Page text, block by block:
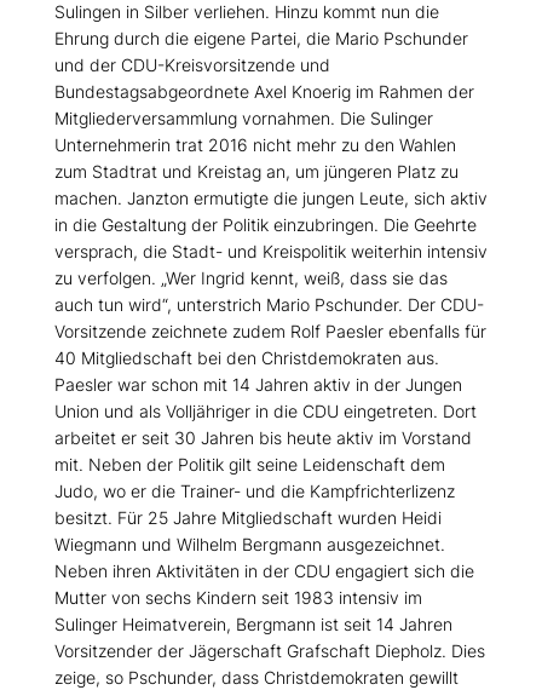
Sulingen in Silber verliehen. Hinzu kommt nun die
Ehrung durch die eigene Partei, die Mario Pschunder
und der CDU-Kreisvorsitzende und
Bundestagsabgeordnete Axel Knoerig im Rahmen der
Mitgliederversammlung vornahmen. Die Sulinger
Unternehmerin trat 2016 nicht mehr zu den Wahlen
zum Stadtrat und Kreistag an, um jüngeren Platz zu
machen. Janzton ermutigte die jungen Leute, sich aktiv
in die Gestaltung der Politik einzubringen. Die Geehrte
versprach, die Stadt- und Kreispolitik weiterhin intensiv
zu verfolgen. „Wer Ingrid kennt, weiß, dass sie das
auch tun wird“, unterstrich Mario Pschunder. Der CDU-
Vorsitzende zeichnete zudem Rolf Paesler ebenfalls für
40 Mitgliedschaft bei den Christdemokraten aus.
Paesler war schon mit 14 Jahren aktiv in der Jungen
Union und als Volljähriger in die CDU eingetreten. Dort
arbeitet er seit 30 Jahren bis heute aktiv im Vorstand
mit. Neben der Politik gilt seine Leidenschaft dem
Judo, wo er die Trainer- und die Kampfrichterlizenz
besitzt. Für 25 Jahre Mitgliedschaft wurden Heidi
Wiegmann und Wilhelm Bergmann ausgezeichnet.
Neben ihren Aktivitäten in der CDU engagiert sich die
Mutter von sechs Kindern seit 1983 intensiv im
Sulinger Heimatverein, Bergmann ist seit 14 Jahren
Vorsitzender der Jägerschaft Grafschaft Diepholz. Dies
zeige, so Pschunder, dass Christdemokraten gewillt